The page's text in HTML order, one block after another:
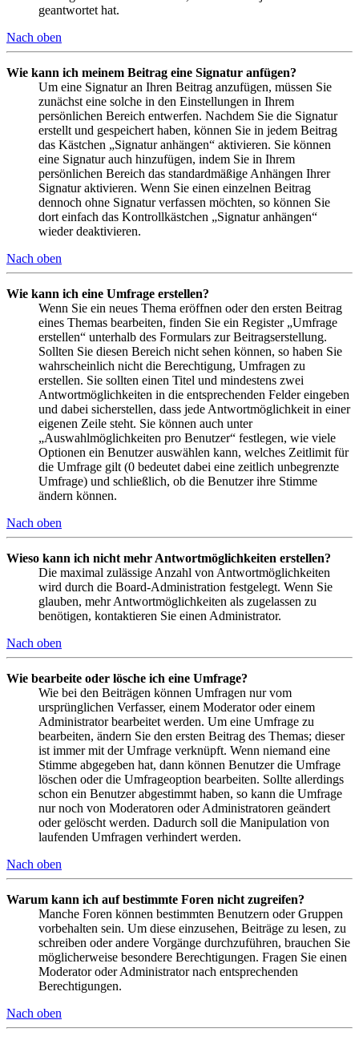
geantwortet hat.
Nach oben
Wie kann ich meinem Beitrag eine Signatur anfügen?
Um eine Signatur an Ihren Beitrag anzufügen, müssen Sie
zunächst eine solche in den Einstellungen in Ihrem
persönlichen Bereich entwerfen. Nachdem Sie die Signatur
erstellt und gespeichert haben, können Sie in jedem Beitrag
das Kästchen „Signatur anhängen“ aktivieren. Sie können
eine Signatur auch hinzufügen, indem Sie in Ihrem
persönlichen Bereich das standardmäßige Anhängen Ihrer
Signatur aktivieren. Wenn Sie einen einzelnen Beitrag
dennoch ohne Signatur verfassen möchten, so können Sie
dort einfach das Kontrollkästchen „Signatur anhängen“
wieder deaktivieren.
Nach oben
Wie kann ich eine Umfrage erstellen?
Wenn Sie ein neues Thema eröffnen oder den ersten Beitrag
eines Themas bearbeiten, finden Sie ein Register „Umfrage
erstellen“ unterhalb des Formulars zur Beitragserstellung.
Sollten Sie diesen Bereich nicht sehen können, so haben Sie
wahrscheinlich nicht die Berechtigung, Umfragen zu
erstellen. Sie sollten einen Titel und mindestens zwei
Antwortmöglichkeiten in die entsprechenden Felder eingeben
und dabei sicherstellen, dass jede Antwortmöglichkeit in einer
eigenen Zeile steht. Sie können auch unter
„Auswahlmöglichkeiten pro Benutzer“ festlegen, wie viele
Optionen ein Benutzer auswählen kann, welches Zeitlimit für
die Umfrage gilt (0 bedeutet dabei eine zeitlich unbegrenzte
Umfrage) und schließlich, ob die Benutzer ihre Stimme
ändern können.
Nach oben
Wieso kann ich nicht mehr Antwortmöglichkeiten erstellen?
Die maximal zulässige Anzahl von Antwortmöglichkeiten
wird durch die Board-Administration festgelegt. Wenn Sie
glauben, mehr Antwortmöglichkeiten als zugelassen zu
benötigen, kontaktieren Sie einen Administrator.
Nach oben
Wie bearbeite oder lösche ich eine Umfrage?
Wie bei den Beiträgen können Umfragen nur vom
ursprünglichen Verfasser, einem Moderator oder einem
Administrator bearbeitet werden. Um eine Umfrage zu
bearbeiten, ändern Sie den ersten Beitrag des Themas; dieser
ist immer mit der Umfrage verknüpft. Wenn niemand eine
Stimme abgegeben hat, dann können Benutzer die Umfrage
löschen oder die Umfrageoption bearbeiten. Sollte allerdings
schon ein Benutzer abgestimmt haben, so kann die Umfrage
nur noch von Moderatoren oder Administratoren geändert
oder gelöscht werden. Dadurch soll die Manipulation von
laufenden Umfragen verhindert werden.
Nach oben
Warum kann ich auf bestimmte Foren nicht zugreifen?
Manche Foren können bestimmten Benutzern oder Gruppen
vorbehalten sein. Um diese einzusehen, Beiträge zu lesen, zu
schreiben oder andere Vorgänge durchzuführen, brauchen Sie
möglicherweise besondere Berechtigungen. Fragen Sie einen
Moderator oder Administrator nach entsprechenden
Berechtigungen.
Nach oben